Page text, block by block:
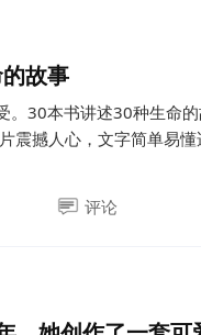
故事
。30本书讲述30种生命
震撼人心，文字简单易
评论